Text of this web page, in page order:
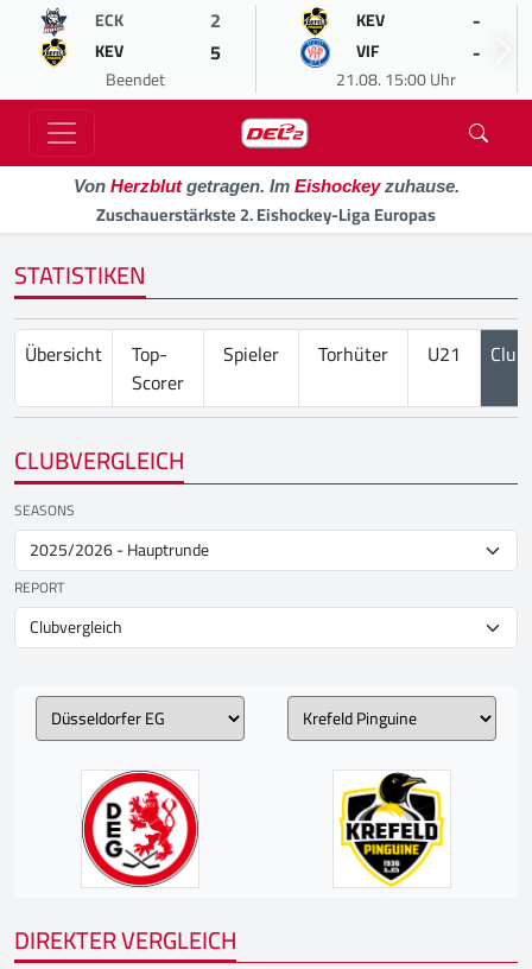
ECK 2
KEV 5
Beendet
KEV -
VIF -
21.08. 15:00 Uhr
Von Herzblutgetragen. Im Eishockeyzuhause.
Zuschauerstärkste 2. Eishockey-Liga Europas
STATISTIKEN
Übersicht
Top-
Scorer
Spieler Torhüter U21
CLUBVERGLEICH
SEASONS
REPORT
DIREKTER VERGLEICH